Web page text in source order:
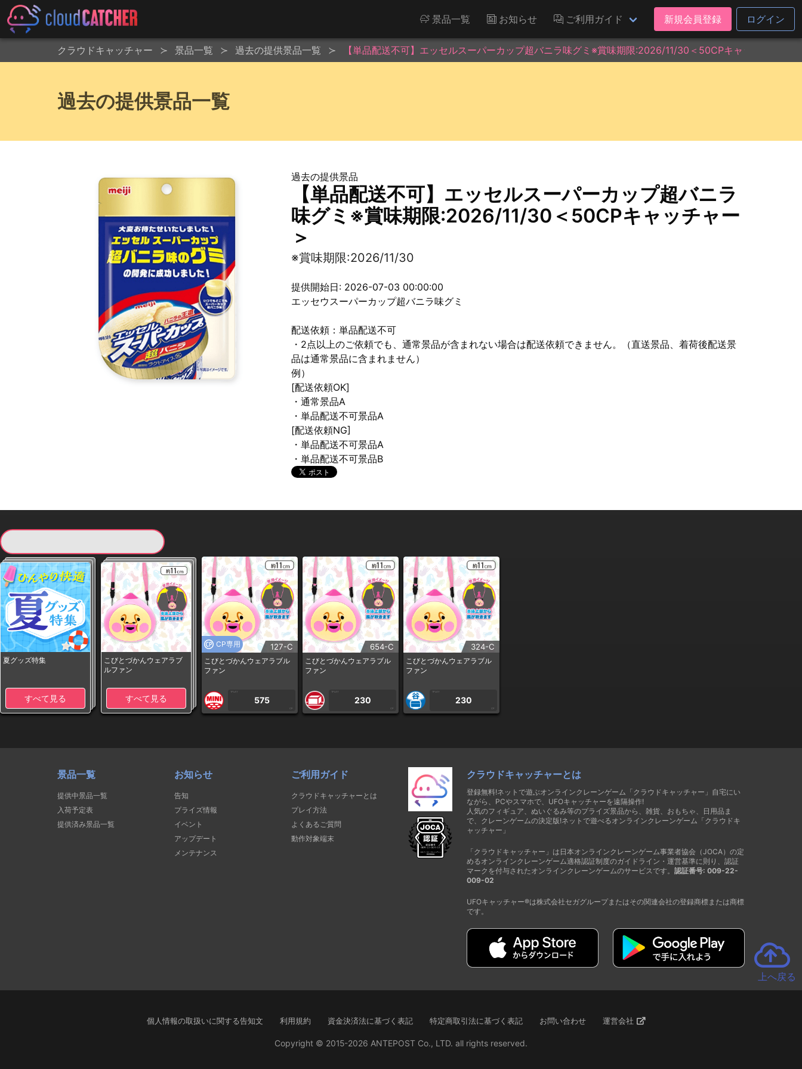
景品一覧 お知らせ ご利用ガイド 新規会員登録 ログイン
クラウドキャッチャー 景品一覧 過去の提供景品一覧 【単品配送不可】エッセルスーパーカップ超バニラ味グミ※賞味期限:2026/11/30＜50CPキャッチャー＞
過去の提供景品一覧
過去の提供景品
【単品配送不可】エッセルスーパーカップ超バニラ
味グミ※賞味期限:2026/11/30＜50CPキャッチャー
＞
※賞味期限:2026/11/30
提供開始日: 2026-07-03 00:00:00
エッセウスーパーカップ超バニラ味グミ
配送依頼：単品配送不可
・2点以上のご依頼でも、通常景品が含まれない場合は配送依頼できません。（直送景品、着荷後配送景
品は通常景品に含まれません）
例）
[配送依頼OK]
・通常景品A
・単品配送不可景品A
[配送依頼NG]
・単品配送不可景品A
・単品配送不可景品B
夏グッズ特集
すべて見る
こびとづかんウェアラブ
ルファン
すべて見る
CP専用 127-C
こびとづかんウェアラブル
ファン
1PLAY
575
CP
654-C
こびとづかんウェアラブル
ファン
1PLAY
230
CP
324-C
こびとづかんウェアラブル
ファン
1PLAY
230
CP
景品一覧
提供中景品一覧
入荷予定表
提供済み景品一覧
お知らせ
告知
プライズ情報
イベント
アップデート
メンテナンス
ご利用ガイド
クラウドキャッチャーとは
プレイ方法
よくあるご質問
動作対象端末
クラウドキャッチャーとは
登録無料!ネットで遊ぶオンラインクレーンゲーム「クラウドキャッチャー」自宅にい
ながら、PCやスマホで、UFOキャッチャーを遠隔操作!
人気のフィギュア、ぬいぐるみ等のプライズ景品から、雑貨、おもちゃ、日用品ま
で、クレーンゲームの決定版!ネットで遊べるオンラインクレーンゲーム「クラウドキ
ャッチャー」
「クラウドキャッチャー」は日本オンラインクレーンゲーム事業者協会（JOCA）の定
めるオンラインクレーンゲーム適格認証制度のガイドライン・運営基準に則り、認証
マークを付与されたオンラインクレーンゲームのサービスです。 認証番号: 009-22-
009-02
UFOキャッチャー®は株式会社セガグループまたはその関連会社の登録商標または商標
です。
上へ戻る
個人情報の取扱いに関する告知文 利用規約 資金決済法に基づく表記 特定商取引法に基づく表記 お問い合わせ 運営会社
Copyright © 2015-2026 ANTEPOST Co., LTD. all rights reserved.